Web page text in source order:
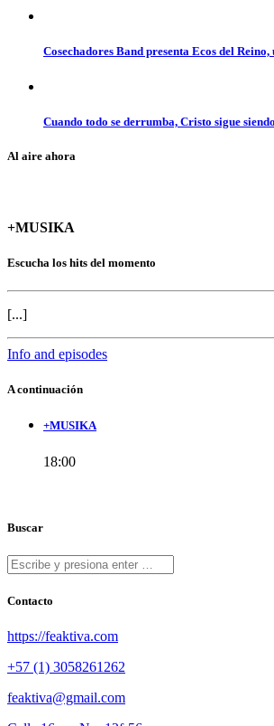
Cosechadores Band presenta Ecos del
Cuando todo se derrumba, Cristo sigue
Al aire ahora
+MUSIKA
Escucha los hits del momento
[...]
Info and episodes
A continuación
+MUSIKA
18:00
Buscar
Contacto
https://feaktiva.com
+57 (1) 3058261262
feaktiva@gmail.com